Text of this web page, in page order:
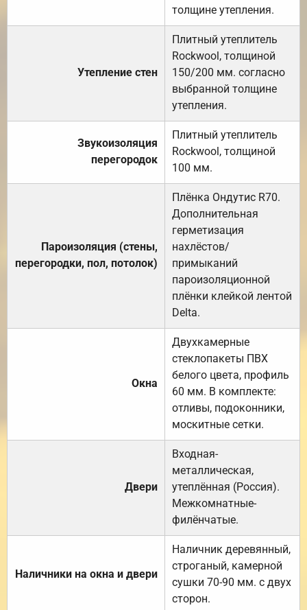
толщине утепления.
Утепление стен
Плитный утеплитель
Rockwool, толщиной
150/200 мм. согласно
выбранной толщине
утепления.
Звукоизоляция
перегородок
Плитный утеплитель
Rockwool, толщиной
100 мм.
Пароизоляция (стены,
перегородки, пол, потолок)
Плёнка Ондутис R70.
Дополнительная
герметизация
нахлёстов/
примыканий
пароизоляционной
плёнки клейкой лентой
Delta.
Окна
Двухкамерные
стеклопакеты ПВХ
белого цвета, профиль
60 мм. В комплекте:
отливы, подоконники,
москитные сетки.
Двери
Входная-
металлическая,
утеплённая (Россия).
Межкомнатные-
филёнчатые.
Наличники на окна и двери
Наличник деревянный,
строганый, камерной
сушки 70-90 мм. с двух
сторон.